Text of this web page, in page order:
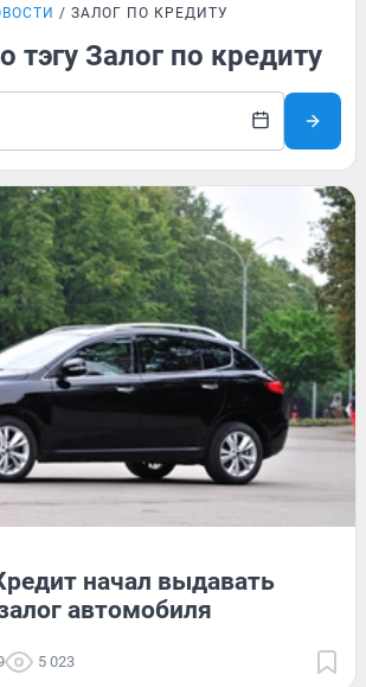
ЗАЛОГ ПО КРЕДИТУ
тэгу Залог по кредиту
начал выдавать
автомобиля
5 023